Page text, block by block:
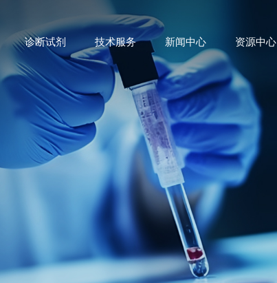
诊断试剂 技术服务 新闻中心 资源中心